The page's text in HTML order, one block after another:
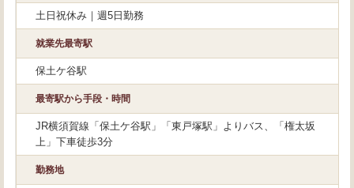
土日祝休み｜週5日勤務
就業先最寄駅
保土ケ谷駅
最寄駅から手段・時間
JR横須賀線「保土ケ谷駅」「東戸塚駅」よりバス、「権太坂
上」下車徒歩3分
勤務地